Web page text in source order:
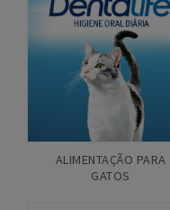
ALIMENTAÇÃO PARA
GATOS